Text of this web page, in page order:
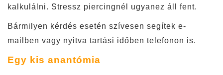
kalkulálni. Stressz piercingnél ugyanez áll fent.
Bármilyen kérdés esetén szívesen segítek e-
mailben vagy nyitva tartási időben telefonon is.
Egy kis anantómia